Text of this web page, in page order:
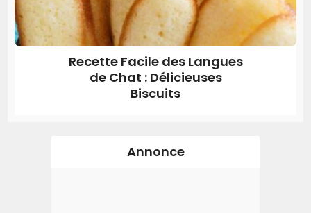
Recette Facile des Langues
de Chat : Délicieuses
Biscuits
Annonce